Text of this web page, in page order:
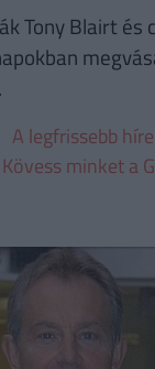
Tony Blairt
A legfrissebb
Kövess minket a